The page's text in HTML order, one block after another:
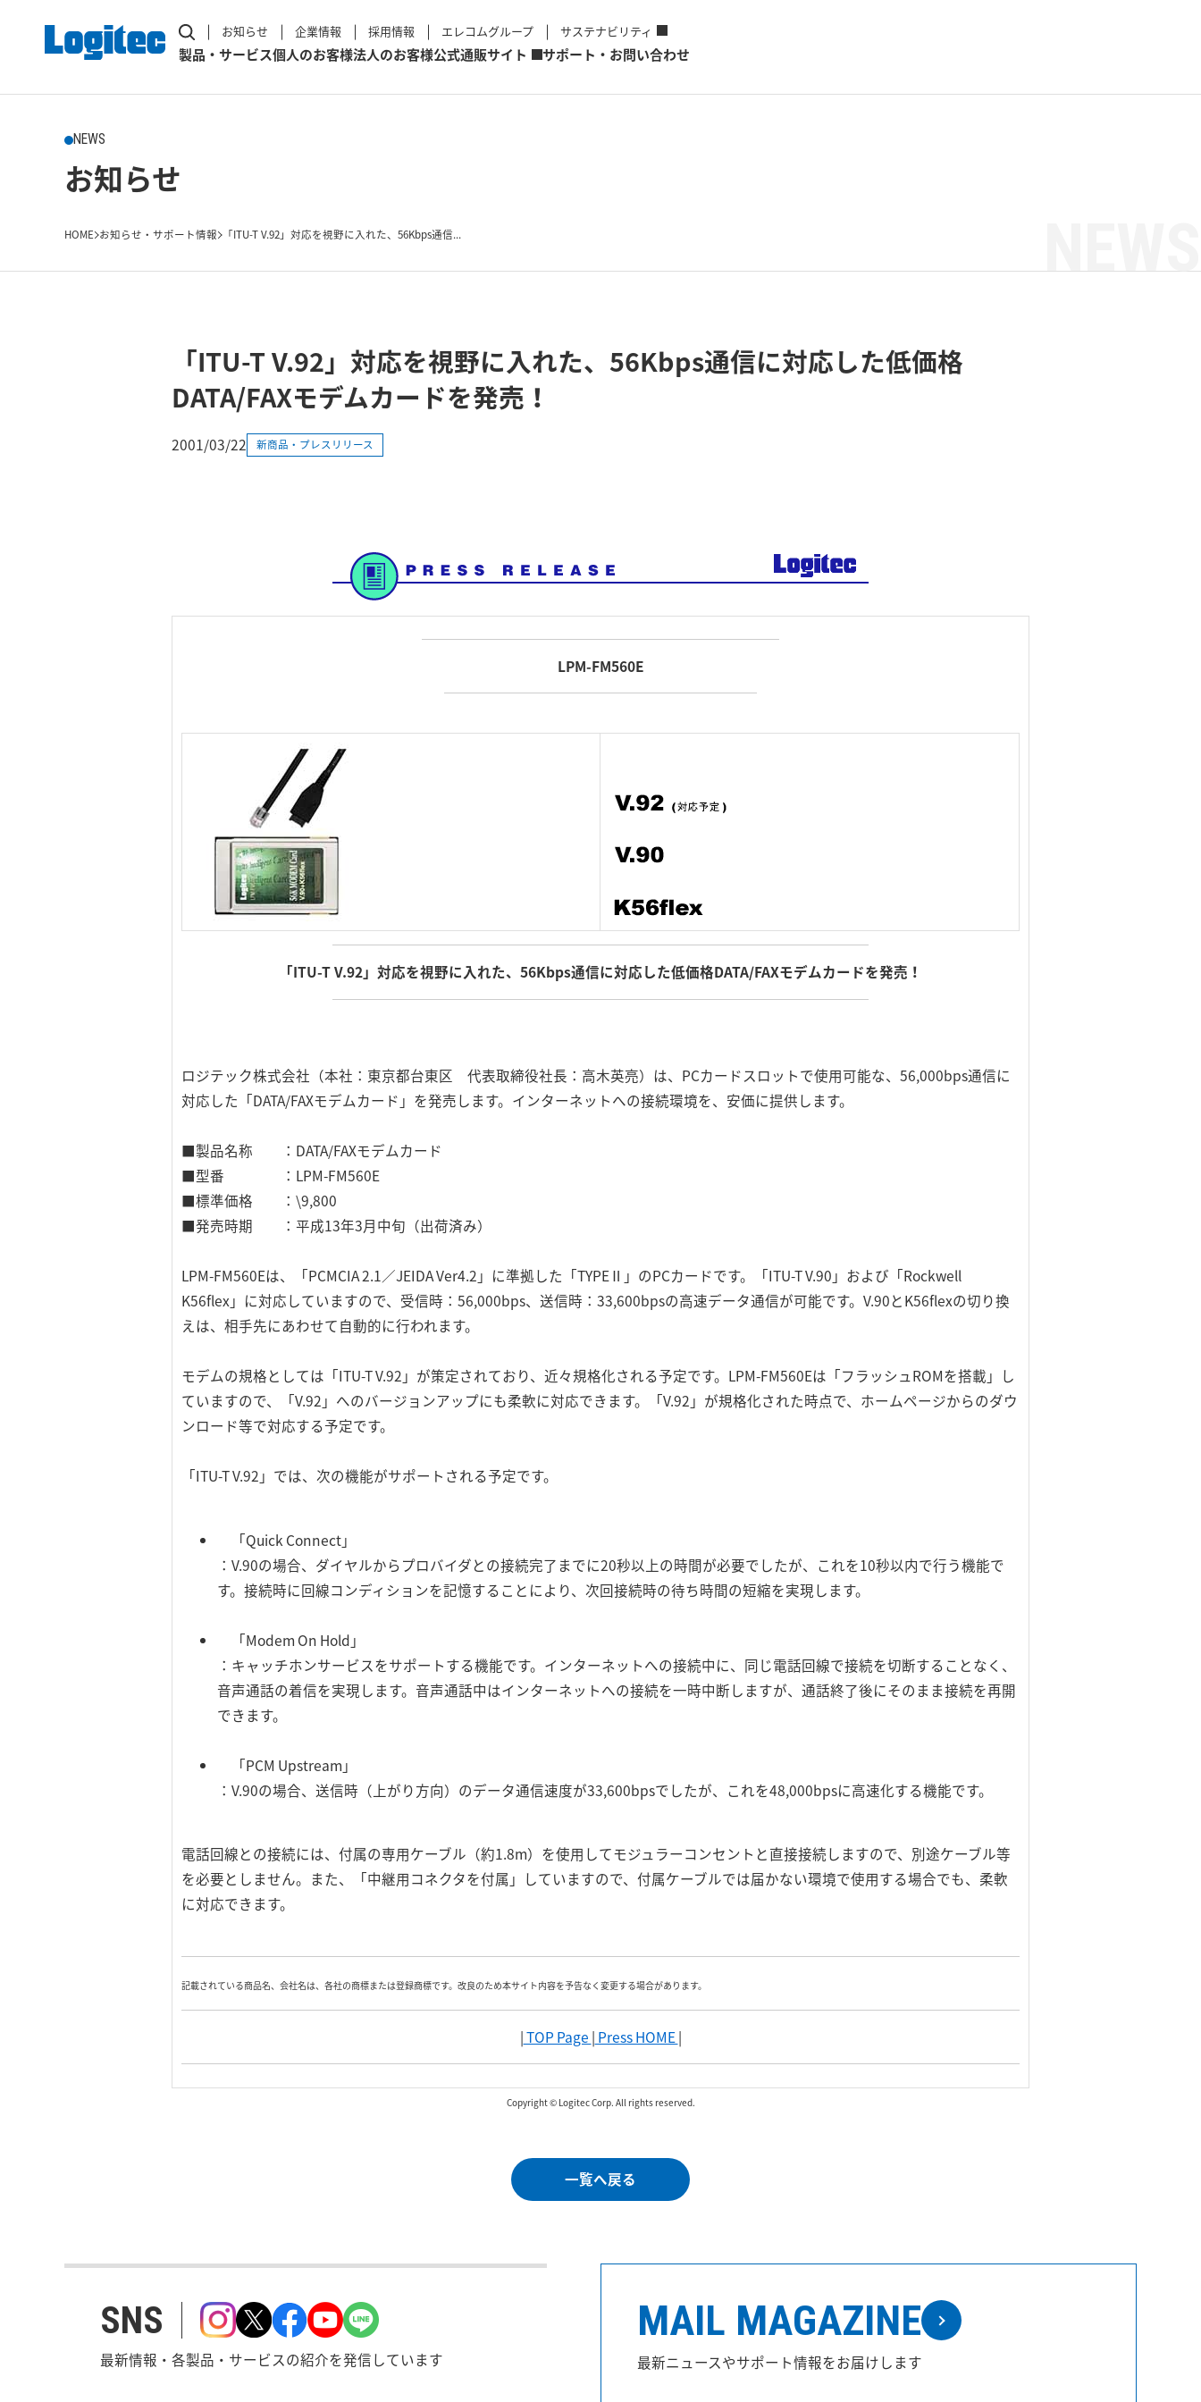
お知らせ 企業情報 採用情報 エレコムグループ サステナビリティ
製品・サービス個人のお客様法人のお客様公式通販サイト サポート・お問い合わせ
NEWS
お知らせ
HOME お知らせ・サポート情報 「ITU-T V.92」対応を視野に入れた、56Kbps通信...
「ITU-T V.92」対応を視野に入れた、56Kbps通信に対応した低価格
DATA/FAXモデムカードを発売！
2001/03/22 新商品・プレスリリース
LPM-FM560E
「ITU-T V.92」対応を視野に入れた、56Kbps通信に対応した低価格DATA/FAXモデムカードを発売！
ロジテック株式会社（本社：東京都台東区 代表取締役社長：高木英亮）は、PCカードスロットで使用可能な、56,000bps通信に
対応した「DATA/FAXモデムカード」を発売します。インターネットへの接続環境を、安価に提供します。
■製品名称 ：DATA/FAXモデムカード
■型番 ：LPM-FM560E
■標準価格 ：\9,800
■発売時期 ：平成13年3月中旬（出荷済み）
LPM-FM560Eは、「PCMCIA 2.1／JEIDA Ver4.2」に準拠した「TYPEⅡ」のPCカードです。「ITU-T V.90」および「Rockwell
K56flex」に対応していますので、受信時：56,000bps、送信時：33,600bpsの高速データ通信が可能です。V.90とK56flexの切り換
えは、相手先にあわせて自動的に行われます。
モデムの規格としては「ITU-T V.92」が策定されており、近々規格化される予定です。LPM-FM560Eは「フラッシュROMを搭載」し
ていますので、「V.92」へのバージョンアップにも柔軟に対応できます。「V.92」が規格化された時点で、ホームページからのダウ
ンロード等で対応する予定です。
「ITU-T V.92」では、次の機能がサポートされる予定です。
「Quick Connect」
：V.90の場合、ダイヤルからプロバイダとの接続完了までに20秒以上の時間が必要でしたが、これを10秒以内で行う機能で
す。接続時に回線コンディションを記憶することにより、次回接続時の待ち時間の短縮を実現します。
「Modem On Hold」
：キャッチホンサービスをサポートする機能です。インターネットへの接続中に、同じ電話回線で接続を切断することなく、
音声通話の着信を実現します。音声通話中はインターネットへの接続を一時中断しますが、通話終了後にそのまま接続を再開
できます。
「PCM Upstream」
：V.90の場合、送信時（上がり方向）のデータ通信速度が33,600bpsでしたが、これを48,000bpsに高速化する機能です。
電話回線との接続には、付属の専用ケーブル（約1.8m）を使用してモジュラーコンセントと直接接続しますので、別途ケーブル等
を必要としません。また、「中継用コネクタを付属」していますので、付属ケーブルでは届かない環境で使用する場合でも、柔軟
に対応できます。
記載されている商品名、会社名は、各社の商標または登録商標です。改良のため本サイト内容を予告なく変更する場合があります。
|TOP Page | Press HOME|
Copyright © Logitec Corp. All rights reserved.
一覧へ戻る
SNS
最新情報・各製品・サービスの紹介を発信しています
MAIL MAGAZINE
最新ニュースやサポート情報をお届けします